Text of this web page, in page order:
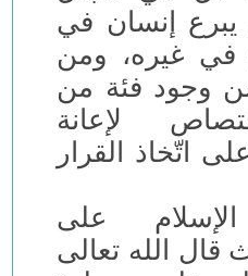
يبرع إنسان في
في غيره، ومن
وجود فئة من
لإعانة
اتّخاذ القرار
على
قال الله تعالى